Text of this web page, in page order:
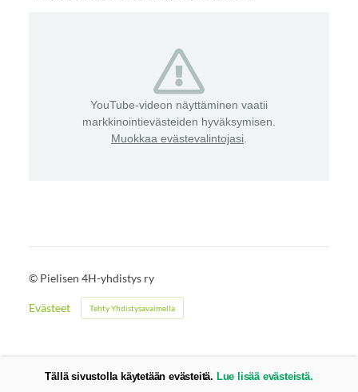
YouTube-videon näyttäminen vaatii
markkinointievästeiden hyväksymisen.
Muokkaa evästevalintojasi
© Pielisen 4H-yhdistys ry
Evästeet Tehty Yhdistysavaimella
Tällä sivustolla käytetään evästeitä. Lue lisää evästeistä.